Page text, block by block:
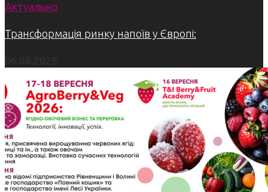
Актуально
Трансформація ринку напоїв у Європі: